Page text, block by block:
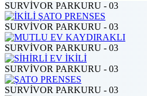
SURVİVOR PARKURU - 03
SURVİVOR PARKURU - 03
SURVİVOR PARKURU - 03
SURVİVOR PARKURU - 03
SURVİVOR PARKURU - 03